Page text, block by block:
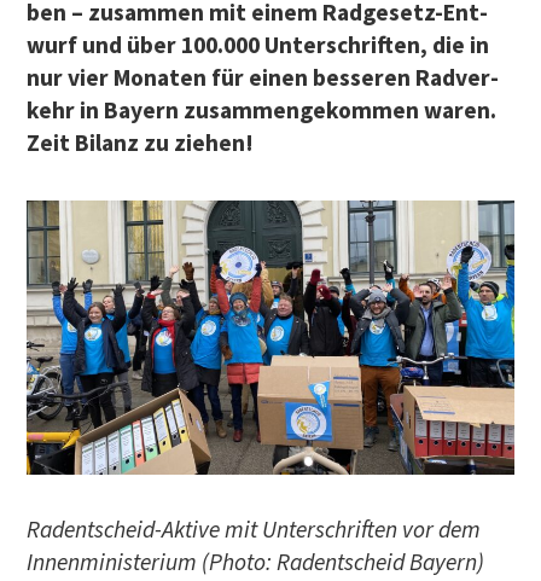
ben – zusam­men mit einem Rad­ge­setz-Ent­
wurf und über 100.000 Unter­schrif­ten, die in
nur vier Mona­ten für einen bes­se­ren Rad­ver­
kehr in Bay­ern zusam­men­ge­kom­men waren.
Zeit Bilanz zu ziehen!
Radent­scheid-Akti­ve mit Unter­schrif­ten vor dem
Innen­mi­nis­te­ri­um (Pho­to: Radent­scheid Bayern)